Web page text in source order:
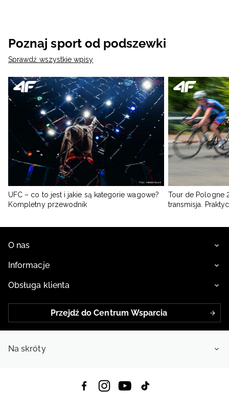
Poznaj sport od podszewki
Sprawdź wszystkie wpisy
UFC – co to jest i jakie są kategorie wagowe?
Kompletny przewodnik
Tour de Pologne
transmisja.
O nas
Informacje
Obsługa klienta
Przejdź do Centrum Wsparcia
Na skróty